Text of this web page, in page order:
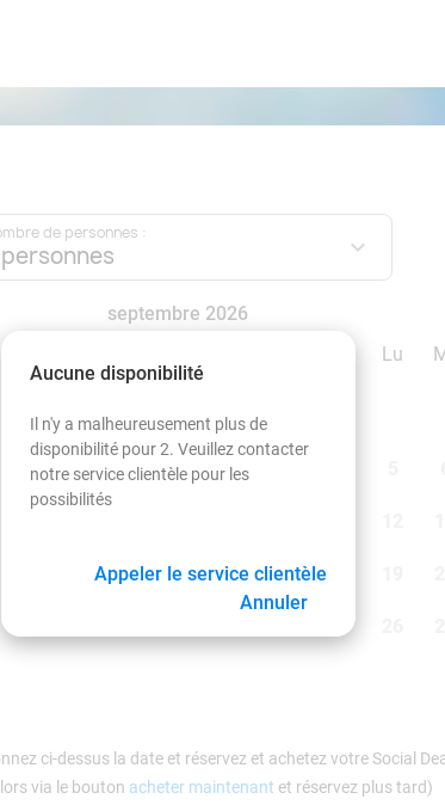
de personnes :
septembre 2026
1 2 3 4
8 9 10 11
23 24 25 26 27
Lu
ci-dessus la date et réservez et achetez votre Social
via le bouton acheter maintenant et réservez plus tard)
Aucune disponibilité
Il n'y a malheureusement plus de
disponibilité pour 2. Veuillez contacter
notre service clientèle pour les
possibilités
Appeler le service clientèle
Annuler